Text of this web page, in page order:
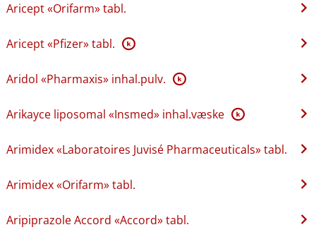
Aricept «Orifarm» tabl.
Aricept «Pfizer» tabl. K
Aridol «Pharmaxis» inhal.pulv. K
Arikayce liposomal «Insmed» inhal.væske K
Arimidex «Laboratoires Juvisé Pharmaceuticals» tabl.
Arimidex «Orifarm» tabl.
Aripiprazole Accord «Accord» tabl.